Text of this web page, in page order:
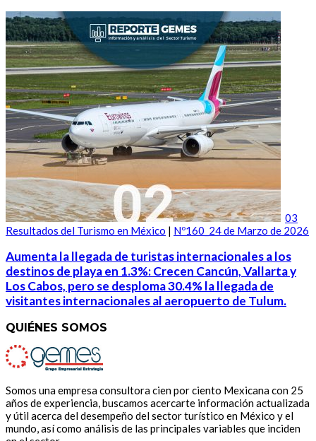
03
Resultados del Turismo en México | Nº160_24 de Marzo de 2026
Aumenta la llegada de turistas internacionales a los
destinos de playa en 1.3%: Crecen Cancún, Vallarta y
Los Cabos, pero se desploma 30.4% la llegada de
visitantes internacionales al aeropuerto de Tulum.
QUIÉNES SOMOS
Somos una empresa consultora cien por ciento Mexicana con 25
años de experiencia, buscamos acercarte información actualizada
y útil acerca del desempeño del sector turístico en México y el
mundo, así como análisis de las principales variables que inciden